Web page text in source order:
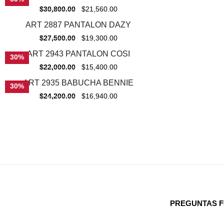
$30,800.00 $21,560.00
30%ART 2887 PANTALON DAZY
$27,500.00 $19,300.00
30% ART 2943 PANTALON COSI
$22,000.00 $15,400.00
30%ART 2935 BABUCHA BENNIE
$24,200.00 $16,940.00
PREGUNTAS